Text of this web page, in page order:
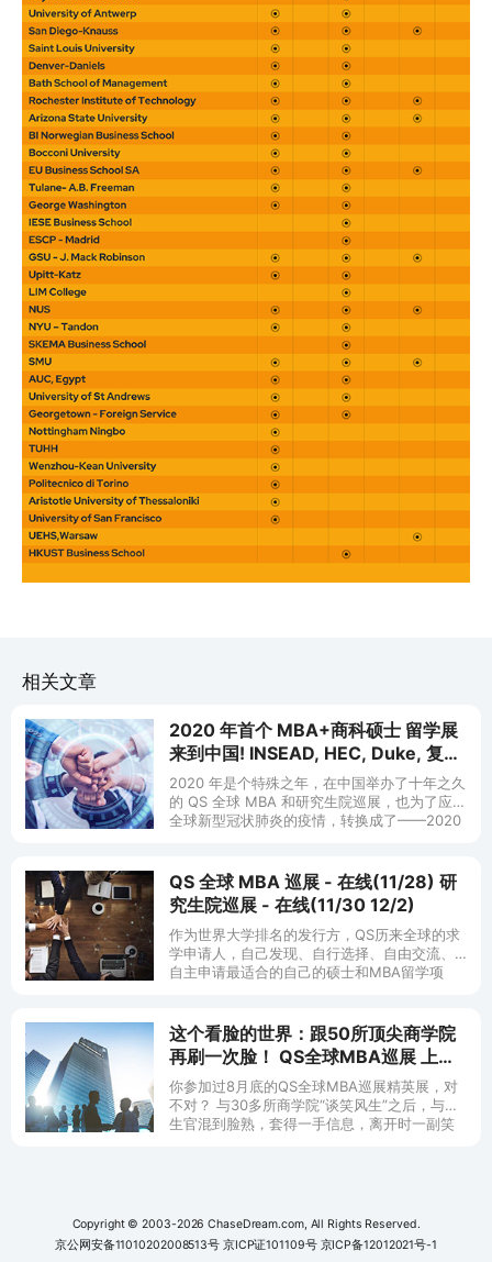
相关文章
2020 年首个 MBA+商科硕士 留学展
来到中国! INSEAD, HEC, Duke, 复旦,
中欧等全球顶尖商学院加盟!
2020 年是个特殊之年，在中国举办了十年之久
的 QS 全球 MBA 和研究生院巡展，也为了应对
全球新型冠状肺炎的疫情，转换成了——2020
QS 全球 MBA 巡展 - 在线(11/28) 研
究生院巡展 - 在线(11/30 12/2)
作为世界大学排名的发行方，QS历来全球的求
学申请人，自己发现、自行选择、自由交流、
自主申请最适合的自己的硕士和MBA留学项
这个看脸的世界：跟50所顶尖商学院
再刷一次脸！ QS全球MBA巡展 上海
北京 成都 广州 台北
你参加过8月底的QS全球MBA巡展精英展，对
不对？ 与30多所商学院“谈笑风生”之后，与招
生官混到脸熟，套得一手信息，离开时一副笑
Copyright © 2003-2026 ChaseDream.com, All Rights Reserved.
京公网安备11010202008513号 京ICP证101109号 京ICP备12012021号-1